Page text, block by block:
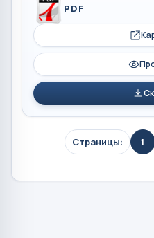
PDF
Страницы: 1